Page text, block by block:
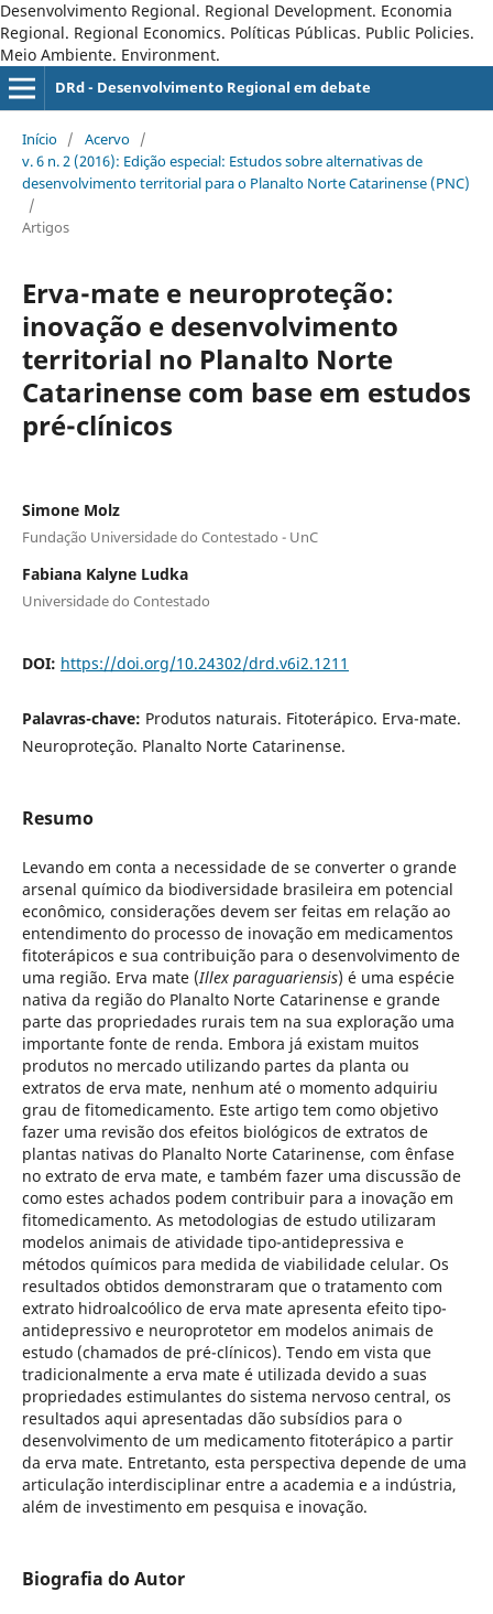
Desenvolvimento Regional. Regional Development. Economia
Regional. Regional Economics. Políticas Públicas. Public Policies.
Meio Ambiente. Environment.
DRd - Desenvolvimento Regional em debate
Início / Acervo /
v. 6 n. 2 (2016): Edição especial: Estudos sobre alternativas de
desenvolvimento territorial para o Planalto Norte Catarinense (PNC)
/
Artigos
Erva-mate e neuroproteção:
inovação e desenvolvimento
territorial no Planalto Norte
Catarinense com base em estudos
pré-clínicos
Simone Molz
Fundação Universidade do Contestado - UnC
Fabiana Kalyne Ludka
Universidade do Contestado
DOI: https://doi.org/10.24302/drd.v6i2.1211
Palavras-chave: Produtos naturais. Fitoterápico. Erva-mate.
Neuroproteção. Planalto Norte Catarinense.
Resumo
Levando em conta a necessidade de se converter o grande
arsenal químico da biodiversidade brasileira em potencial
econômico, considerações devem ser feitas em relação ao
entendimento do processo de inovação em medicamentos
fitoterápicos e sua contribuição para o desenvolvimento de
uma região. Erva mate (Illex paraguariensis) é uma espécie
nativa da região do Planalto Norte Catarinense e grande
parte das propriedades rurais tem na sua exploração uma
importante fonte de renda. Embora já existam muitos
produtos no mercado utilizando partes da planta ou
extratos de erva mate, nenhum até o momento adquiriu
grau de fitomedicamento. Este artigo tem como objetivo
fazer uma revisão dos efeitos biológicos de extratos de
plantas nativas do Planalto Norte Catarinense, com ênfase
no extrato de erva mate, e também fazer uma discussão de
como estes achados podem contribuir para a inovação em
fitomedicamento. As metodologias de estudo utilizaram
modelos animais de atividade tipo-antidepressiva e
métodos químicos para medida de viabilidade celular. Os
resultados obtidos demonstraram que o tratamento com
extrato hidroalcoólico de erva mate apresenta efeito tipo-
antidepressivo e neuroprotetor em modelos animais de
estudo (chamados de pré-clínicos). Tendo em vista que
tradicionalmente a erva mate é utilizada devido a suas
propriedades estimulantes do sistema nervoso central, os
resultados aqui apresentadas dão subsídios para o
desenvolvimento de um medicamento fitoterápico a partir
da erva mate. Entretanto, esta perspectiva depende de uma
articulação interdisciplinar entre a academia e a indústria,
além de investimento em pesquisa e inovação.
Biografia do Autor